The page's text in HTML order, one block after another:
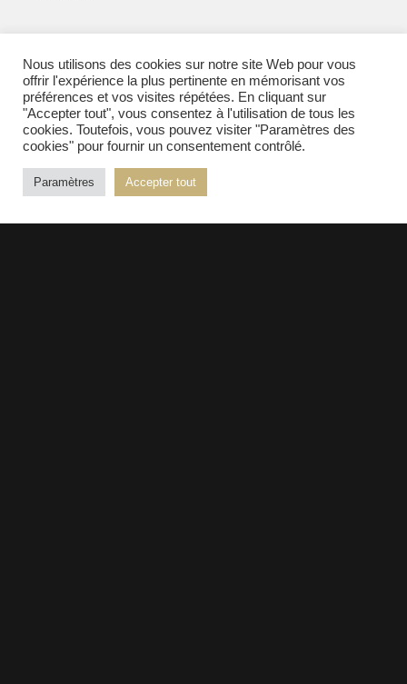
EN SAVOIR PLUS
© 2026 Kopper - Tous droits réservés |
légales| Réalisation :PURE
Nous utilisons des cookies sur notre site Web pour vous
offrir l'expérience la plus pertinente en mémorisant vos
préférences et vos visites répétées. En cliquant sur
"Accepter tout", vous consentez à l'utilisation de tous les
cookies. Toutefois, vous pouvez visiter "Paramètres des
cookies" pour fournir un consentement contrôlé.
Paramètres Accepter tout